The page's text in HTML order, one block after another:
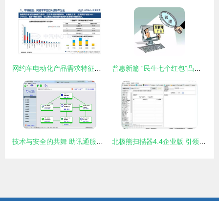
网约车电动化产品需求特征分析 普惠新篇 “民生七个红包”凸显网络与信息安全软件发展新方向
技术与安全的共舞 助讯通服务端 V10.0.24官方版推动网络与信息安全软件开发新高度 北极熊扫描器4.4企业版 引领网络与信息安全软件开发新纪元